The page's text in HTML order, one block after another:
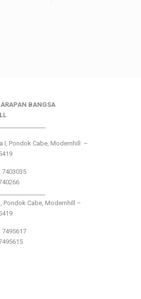
BANGSA
I, Pondok Cabe, Modernhill –
7403035
Pondok Cabe, Modernhill –
7495617